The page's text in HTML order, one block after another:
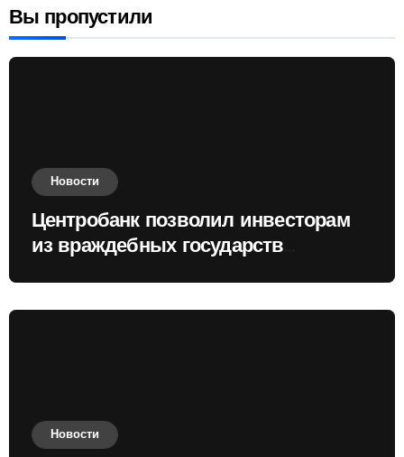
Вы пропустили
Новости
Центробанк позволил инвесторам
из враждебных государств
Новости